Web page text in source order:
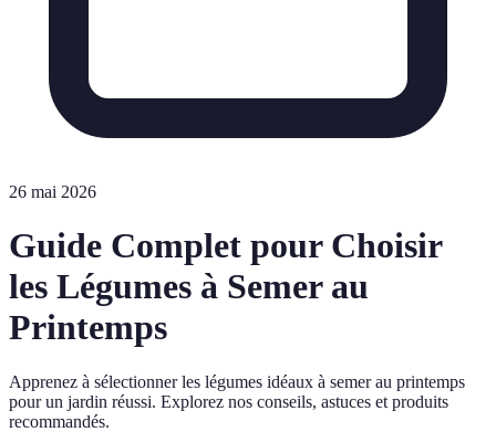
26 mai 2026
Guide Complet pour Choisir
les Légumes à Semer au
Printemps
Apprenez à sélectionner les légumes idéaux à semer au printemps
pour un jardin réussi. Explorez nos conseils, astuces et produits
recommandés.